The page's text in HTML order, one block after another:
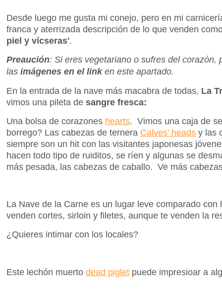
Desde luego me gusta mi conejo, pero en mi
franca y aterrizada descripción de lo que venden
piel y vícseras'.
Preaución: Si eres vegetariano o sufres del corazón,
las imágenes en el linken este apartado.
En la entrada de la nave más macabra de todas, La
vimos una pileta de sangre fresca:
Una bolsa de corazones hearts. Vimos una caja de
borrego? Las cabezas de ternera Calves' heads y las
siempre son un hit con las visitantes japonesas
hacen todo tipo de ruiditos, se ríen y algunas se
más pesada, las cabezas de caballo. Ve más
La Nave de la Carne es un lugar leve comparado con
venden cortes, sirloin y filetes, aunque te venden la
¿Quieres intimar con los locales?
Este lechón muerto dead piglet puede impresioar a